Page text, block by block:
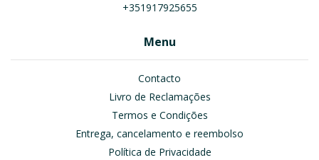
+351917925655
Menu
Contacto
Livro de Reclamações
Termos e Condições
Entrega, cancelamento e reembolso
Política de Privacidade